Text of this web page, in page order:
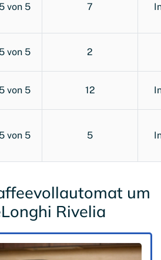
von 5 7
von 5 2
von 5 12
von 5 5
um
Rivelia